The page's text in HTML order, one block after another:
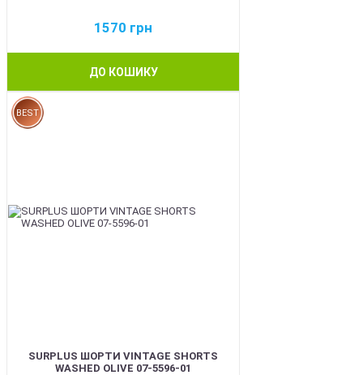
1570 грн
ДО КОШИКУ
BEST
SURPLUS ШОРТИ VINTAGE SHORTS
WASHED OLIVE 07-5596-01